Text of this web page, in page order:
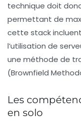
technique doit
permettant de
cette stack
l’utilisation de
une méthode de
(Brownfield
Les
en solo